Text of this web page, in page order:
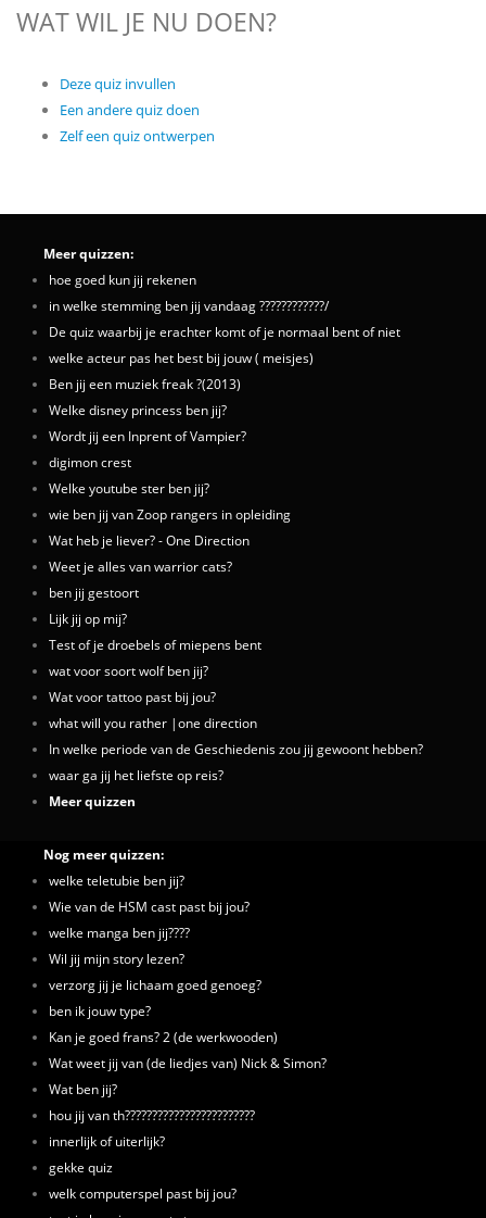
WAT WIL JE NU DOEN?
Deze quiz invullen
Een andere quiz doen
Zelf een quiz ontwerpen
Meer quizzen:
hoe goed kun jij rekenen
in welke stemming ben jij vandaag ????????????/
De quiz waarbij je erachter komt of je normaal bent of niet
welke acteur pas het best bij jouw ( meisjes)
Ben jij een muziek freak ?(2013)
Welke disney princess ben jij?
Wordt jij een Inprent of Vampier?
digimon crest
Welke youtube ster ben jij?
wie ben jij van Zoop rangers in opleiding
Wat heb je liever? - One Direction
Weet je alles van warrior cats?
ben jij gestoort
Lijk jij op mij?
Test of je droebels of miepens bent
wat voor soort wolf ben jij?
Wat voor tattoo past bij jou?
what will you rather |one direction
In welke periode van de Geschiedenis zou jij gewoont hebben?
waar ga jij het liefste op reis?
Meer quizzen
Nog meer quizzen:
welke teletubie ben jij?
Wie van de HSM cast past bij jou?
welke manga ben jij????
Wil jij mijn story lezen?
verzorg jij je lichaam goed genoeg?
ben ik jouw type?
Kan je goed frans? 2 (de werkwooden)
Wat weet jij van (de liedjes van) Nick & Simon?
Wat ben jij?
hou jij van th????????????????????????
innerlijk of uiterlijk?
gekke quiz
welk computerspel past bij jou?